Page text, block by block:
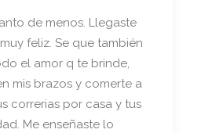
de menos. Llegaste
feliz. Se que también
el amor q te brinde,
mis brazos y comerte a
correrias por casa y tus
Me enseñaste lo